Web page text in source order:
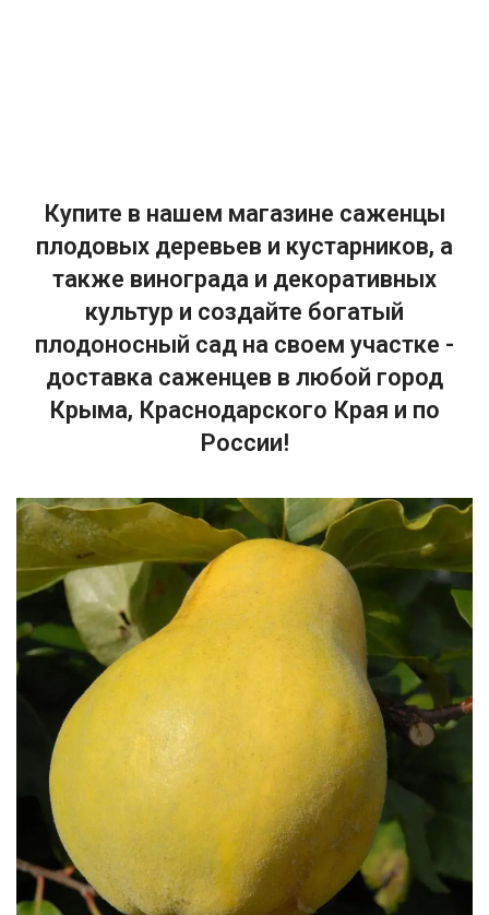
Купите в нашем магазине саженцы
плодовых деревьев и кустарников, а
также винограда и декоративных
культур и создайте богатый
плодоносный сад на своем участке -
доставка саженцев в любой город
Крыма, Краснодарского Края и по
России!